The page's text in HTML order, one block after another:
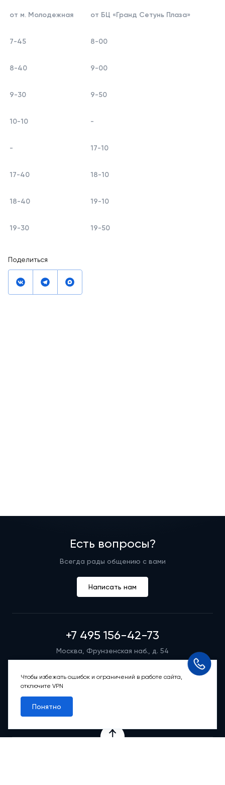
от м. Молодежная от БЦ «Гранд Сетунь Плаза»
7-45 8-00
8-40 9-00
9-30 9-50
10-10 -
- 17-10
17-40 18-10
18-40 19-10
19-30 19-50
Поделиться
Есть вопросы?
Всегда рады общению с вами
Написать нам
+7 495 156-42-73
Москва, Фрунзенская наб., д. 54
Пн-вс: 9:00 – 21:00
Чтобы избежать ошибок и ограничений в работе сайта,
отключите VPN
Понятно